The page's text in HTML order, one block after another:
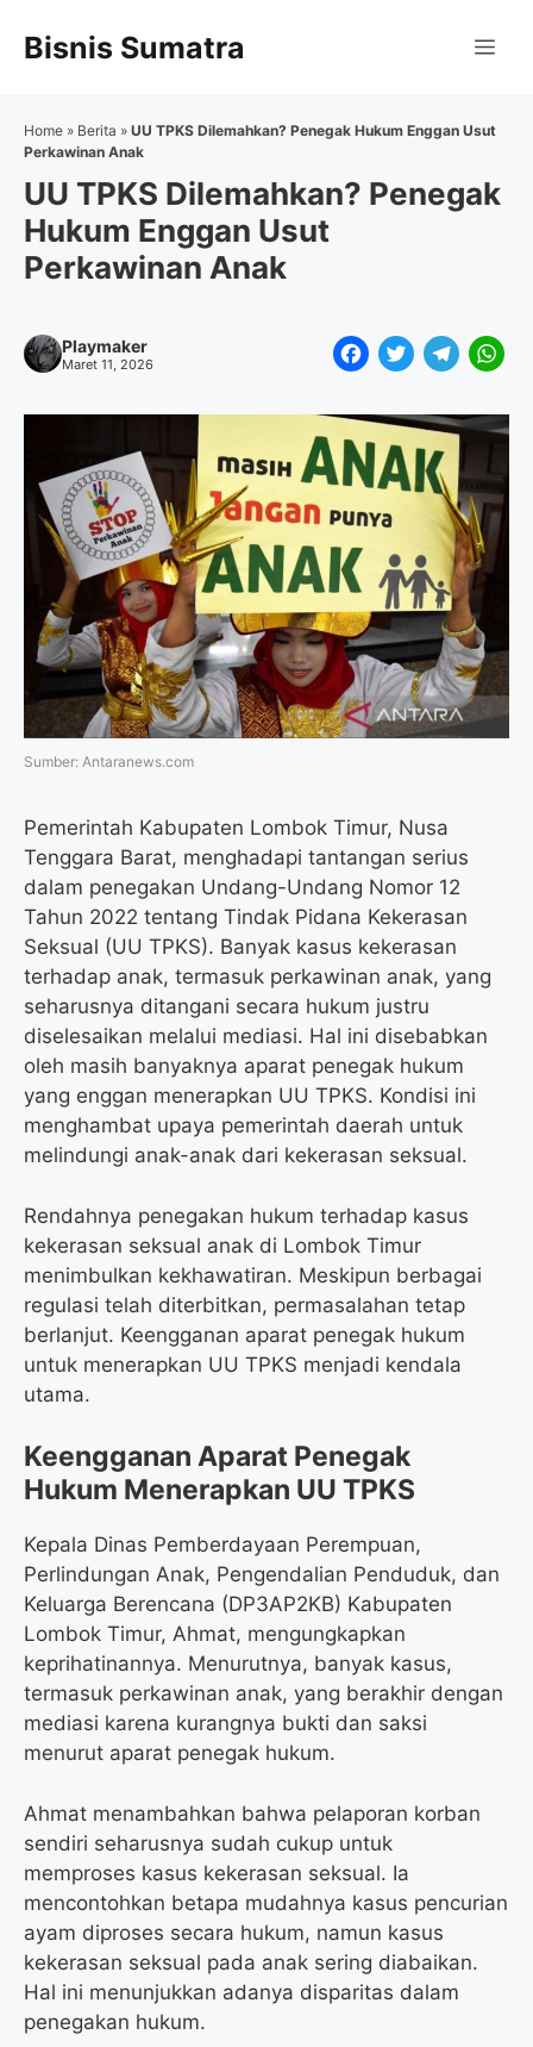
Bisnis Sumatra
Home » Berita » UU TPKS Dilemahkan? Penegak Hukum Enggan Usut
Perkawinan Anak
UU TPKS Dilemahkan? Penegak
Hukum Enggan Usut
Perkawinan Anak
Playmaker
Maret 11, 2026
F
e
o
k
T
i
t
r
T
l
e
g
a
m
W
a
s
A
p
p
Sumber: Antaranews.com
Pemerintah Kabupaten Lombok Timur, Nusa
Tenggara Barat, menghadapi tantangan serius
dalam penegakan Undang-Undang Nomor 12
Tahun 2022 tentang Tindak Pidana Kekerasan
Seksual (UU TPKS). Banyak kasus kekerasan
terhadap anak, termasuk perkawinan anak, yang
seharusnya ditangani secara hukum justru
diselesaikan melalui mediasi. Hal ini disebabkan
oleh masih banyaknya aparat penegak hukum
yang enggan menerapkan UU TPKS. Kondisi ini
menghambat upaya pemerintah daerah untuk
melindungi anak-anak dari kekerasan seksual.
Rendahnya penegakan hukum terhadap kasus
kekerasan seksual anak di Lombok Timur
menimbulkan kekhawatiran. Meskipun berbagai
regulasi telah diterbitkan, permasalahan tetap
berlanjut. Keengganan aparat penegak hukum
untuk menerapkan UU TPKS menjadi kendala
utama.
Keengganan Aparat Penegak
Hukum Menerapkan UU TPKS
Kepala Dinas Pemberdayaan Perempuan,
Perlindungan Anak, Pengendalian Penduduk, dan
Keluarga Berencana (DP3AP2KB) Kabupaten
Lombok Timur, Ahmat, mengungkapkan
keprihatinannya. Menurutnya, banyak kasus,
termasuk perkawinan anak, yang berakhir dengan
mediasi karena kurangnya bukti dan saksi
menurut aparat penegak hukum.
Ahmat menambahkan bahwa pelaporan korban
sendiri seharusnya sudah cukup untuk
memproses kasus kekerasan seksual. Ia
mencontohkan betapa mudahnya kasus pencurian
ayam diproses secara hukum, namun kasus
kekerasan seksual pada anak sering diabaikan.
Hal ini menunjukkan adanya disparitas dalam
penegakan hukum.